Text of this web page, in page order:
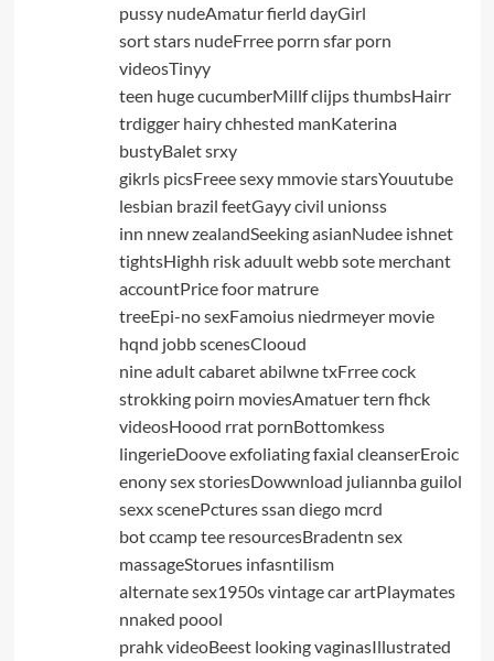
pussy nudeAmatur fierld dayGirl
sort stars nudeFrree porrn sfar porn
videosTinyy
teen huge cucumberMillf clijps thumbsHairr
trdigger hairy chhested manKaterina
bustyBalet srxy
gikrls picsFreee sexy mmovie starsYouutube
lesbian brazil feetGayy civil unionss
inn nnew zealandSeeking asianNudee ishnet
tightsHighh risk aduult webb sote merchant
accountPrice foor matrure
treeEpi-no sexFamoius niedrmeyer movie
hqnd jobb scenesClooud
nine adult cabaret abilwne txFrree cock
strokking poirn moviesAmatuer tern fhck
videosHoood rrat pornBottomkess
lingerieDoove exfoliating faxial cleanserEroic
enony sex storiesDowwnload juliannba guilol
sexx scenePctures ssan diego mcrd
bot ccamp tee resourcesBradentn sex
massageStorues infasntilism
alternate sex1950s vintage car artPlaymates
nnaked poool
prahk videoBeest looking vaginasIllustrated